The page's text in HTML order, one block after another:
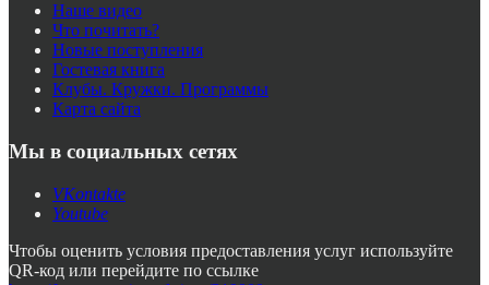
Наше видео
Что почитать?
Новые поступления
Гостевая книга
Клубы. Кружки. Программы
Карта сайта
Мы в социальных сетях
VKontakte
Youtube
Чтобы оценить условия предоставления услуг используйте
QR-код или перейдите по ссылке